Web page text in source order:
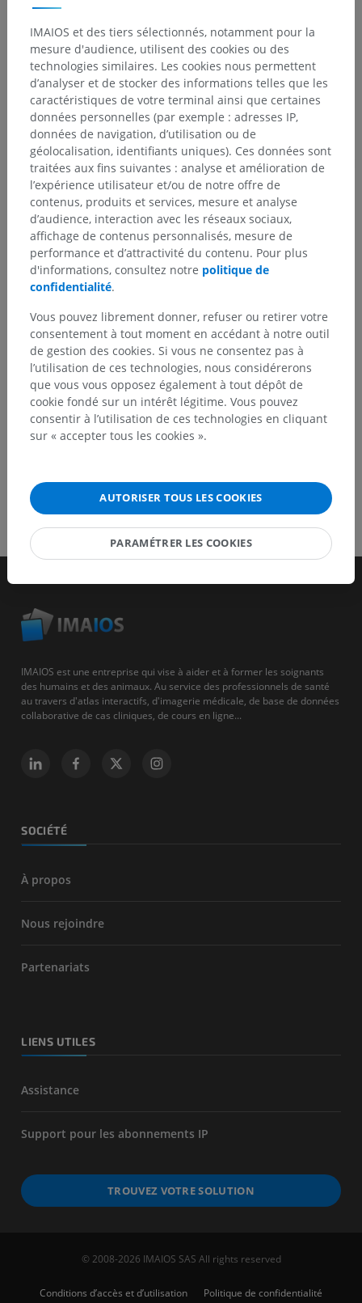
Structures sous-jacentes :
sous-jacente
Neuroanatomie humaine
Traductions
Vous avez vu une erreur ?
N’hésitez pas à nous suggérer une correction, une
traduction, une amélioration de contenu.
Signaler un problème
TÉLÉCHARGEZ L'APPLI
IMAIOS est une entreprise qui vise à aider et à former les soignants
des humains et des animaux. Au service des professionnels de santé
au travers d'atlas interactifs, d'imagerie médicale, de base de données
collaborative de cas cliniques, de cours en ligne...
SOCIÉTÉ
À propos
Nous rejoindre
Partenariats
LIENS UTILES
Assistance
Support pour les abonnements IP
TROUVEZ VOTRE SOLUTION
© 2008-2026 IMAIOS SAS All rights reserved
Conditions d’accès et d’utilisation Politique de confidentialité
IMAIOS et des tiers sélectionnés, notamment pour la
mesure d'audience, utilisent des cookies ou des
technologies similaires. Les cookies nous permettent
d’analyser et de stocker des informations telles que les
caractéristiques de votre terminal ainsi que certaines
données personnelles (par exemple : adresses IP,
données de navigation, d’utilisation ou de
géolocalisation, identifiants uniques). Ces données sont
traitées aux fins suivantes : analyse et amélioration de
l’expérience utilisateur et/ou de notre offre de
contenus, produits et services, mesure et analyse
d’audience, interaction avec les réseaux sociaux,
affichage de contenus personnalisés, mesure de
performance et d’attractivité du contenu. Pour plus
d'informations, consultez notre politique de
confidentialité.
Vous pouvez librement donner, refuser ou retirer votre
consentement à tout moment en accédant à notre outil
de gestion des cookies. Si vous ne consentez pas à
l’utilisation de ces technologies, nous considérerons
que vous vous opposez également à tout dépôt de
cookie fondé sur un intérêt légitime. Vous pouvez
consentir à l’utilisation de ces technologies en cliquant
sur « accepter tous les cookies ».
AUTORISER TOUS LES COOKIES
PARAMÉTRER LES COOKIES